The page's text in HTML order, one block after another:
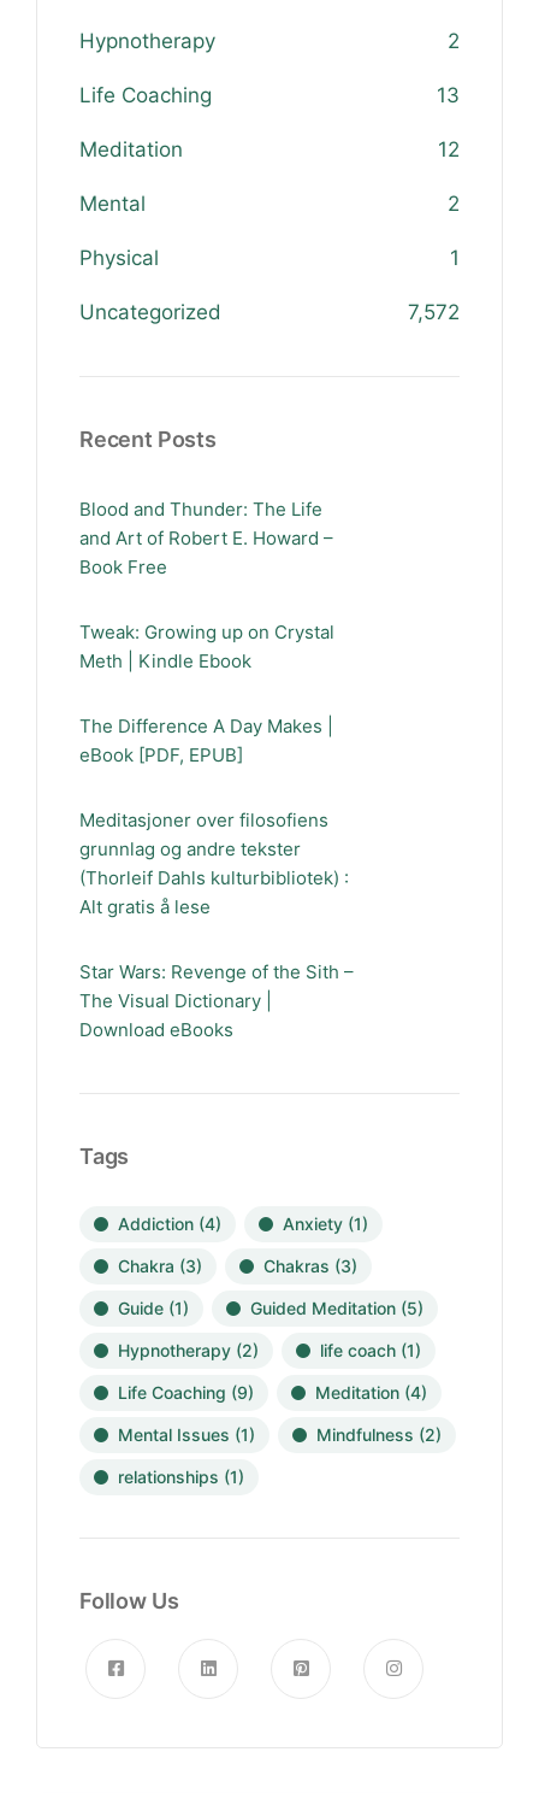
Hypnotherapy 2
Life Coaching 13
Meditation 12
Mental 2
Physical 1
Uncategorized 7,572
Recent Posts
Blood and Thunder: The Life
and Art of Robert E. Howard –
Book Free
Tweak: Growing up on Crystal
Meth | Kindle Ebook
The Difference A Day Makes |
eBook [PDF, EPUB]
Meditasjoner over filosofiens
grunnlag og andre tekster
(Thorleif Dahls kulturbibliotek) :
Alt gratis å lese
Star Wars: Revenge of the Sith –
The Visual Dictionary |
Download eBooks
Tags
Addiction (4) Anxiety (1)
Chakra (3) Chakras (3)
Guide (1) Guided Meditation (5)
Hypnotherapy (2) life coach (1)
Life Coaching (9) Meditation (4)
Mental Issues (1) Mindfulness (2)
relationships (1)
Follow Us